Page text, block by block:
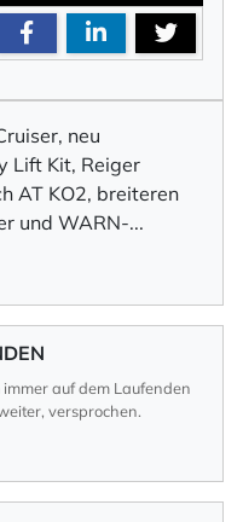
neu
Lift Kit, Reiger
AT KO2, breiteren
und WARN-...
auf dem Laufenden
versprochen.